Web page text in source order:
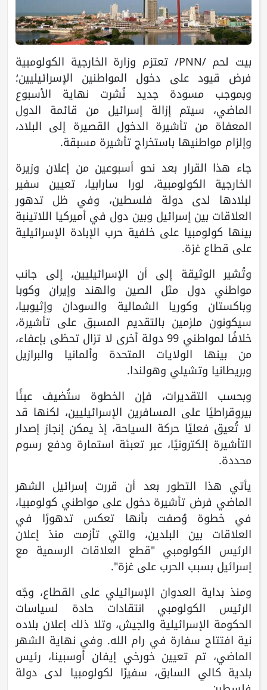
بيت لحم /PNN/ تعتزم وزارة الخارجية الكولومبية
فرض قيود على دخول المواطنين الإسرائيليين؛
وبموجب مسودة جديد نُشرت نهاية الأسبوع
الماضي، سيتم إزالة إسرائيل من قائمة الدول
المعفاة من تأشيرة الدخول القصيرة إلى البلاد،
وإلزام مواطنيها باستخراج تأشيرة مسبقة.
جاء هذا القرار بعد نحو أسبوعين من إعلان وزيرة
الخارجية الكولومبية، لورا سارابيا، تعيين سفير
لبلادها لدى دولة فلسطين، وفي ظل تدهور
العلاقات بين إسرائيل وبين دول في أميركيا اللاتينبة
بينها كولومبيا على خلفية حرب الإبادة الإسرائيلية
على قطاع غزة.
وتُشير الوثيقة إلى أن الإسرائيليين، إلى جانب
مواطني دول مثل الصين والهند وإيران وكوبا
وباكستان وكوريا الشمالية والسودان وإثيوبيا،
سيكونون ملزمين بالتقديم المسبق على تأشيرة،
خلافًا لمواطني 99 دولة أخرى لا تزال تحظى بإعفاء،
من بينها الولايات المتحدة وألمانيا والبرازيل
وبريطانيا وتشيلي وهولندا.
وبحسب التقديرات، فإن الخطوة ستُضيف عبئًا
بيروقراطيًا على المسافرين الإسرائيليين، لكنها قد
لا تُعيق فعليًا حركة السياحة، إذ يمكن إنجاز إصدار
التأشيرة إلكترونيًا، عبر تعبئة استمارة ودفع رسوم
محددة.
يأتي هذا التطور بعد أن قررت إسرائيل الشهر
الماضي فرض تأشيرة دخول على مواطني كولومبيا،
في خطوة وُصفت بأنها تعكس تدهورًا في
العلاقات بين البلدين، والتي تأزمت منذ إعلان
الرئيس الكولومبي "قطع العلاقات الرسمية مع
إسرائيل بسبب الحرب على غزة".
ومنذ بداية العدوان الإسرائيلي على القطاع، وجّه
الرئيس الكولومبي انتقادات حادة لسياسات
الحكومة الإسرائيلية والجيش، وتلا ذلك إعلان بلاده
نية افتتاح سفارة في رام الله. وفي نهاية الشهر
الماضي، تم تعيين خورخي إيفان أوسبينا، رئيس
بلدية كالي السابق، سفيرًا لكولومبيا لدى دولة